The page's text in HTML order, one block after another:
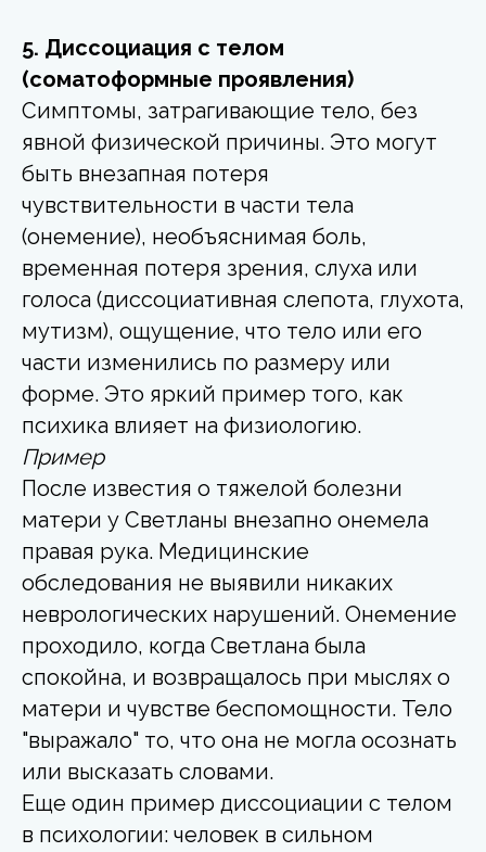
5. Диссоциация с телом
(соматоформные проявления)
Симптомы, затрагивающие тело, без
явной физической причины. Это могут
быть внезапная потеря
чувствительности в части тела
(онемение), необъяснимая боль,
временная потеря зрения, слуха или
голоса (диссоциативная слепота, глухота,
мутизм), ощущение, что тело или его
части изменились по размеру или
форме. Это яркий пример того, как
психика влияет на физиологию.
Пример
После известия о тяжелой болезни
матери у Светланы внезапно онемела
правая рука. Медицинские
обследования не выявили никаких
неврологических нарушений. Онемение
проходило, когда Светлана была
спокойна, и возвращалось при мыслях о
матери и чувстве беспомощности. Тело
"выражало" то, что она не могла осознать
или высказать словами.
Еще один пример диссоциации с телом
в психологии: человек в сильном